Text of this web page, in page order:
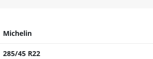
Michelin
285/45 R22